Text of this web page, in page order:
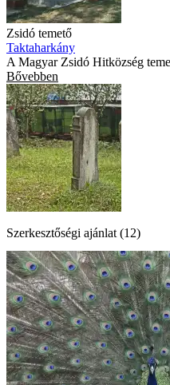
Zsidó temető
Taktaharkány
A Magyar Zsidó Hitközség
Bővebben
Szerkesztőségi ajánlat (12)